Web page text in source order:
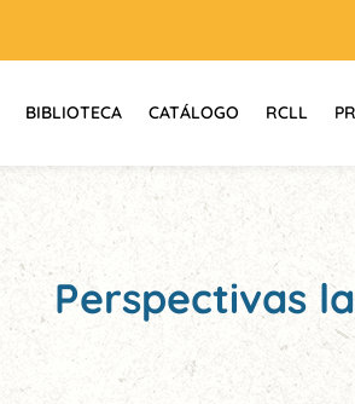
BIBLIOTECA CATÁLOGO RCLL
Perspectivas